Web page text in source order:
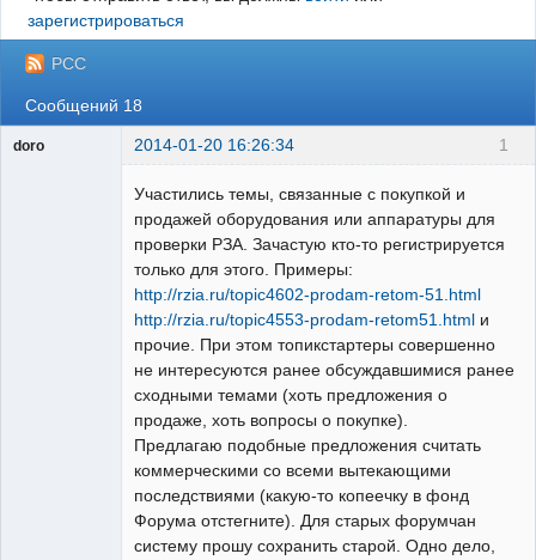
зарегистрироваться
РСС
Сообщений 18
1
doro 2014-01-20 16:26:34
Участились темы, связанные с покупкой и
продажей оборудования или аппаратуры для
проверки РЗА. Зачастую кто-то регистрируется
только для этого. Примеры:
http://rzia.ru/topic4602-prodam-retom-51.html
http://rzia.ru/topic4553-prodam-retom51.html и
прочие. При этом топикстартеры совершенно
не интересуются ранее обсуждавшимися ранее
сходными темами (хоть предложения о
продаже, хоть вопросы о покупке).
Предлагаю подобные предложения считать
коммерческими со всеми вытекающими
последствиями (какую-то копеечку в фонд
Форума отстегните). Для старых форумчан
систему прошу сохранить старой. Одно дело,